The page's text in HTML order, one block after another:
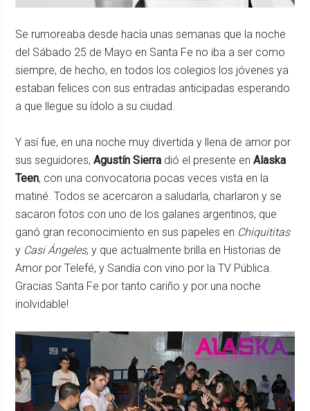
Se rumoreaba desde hacía unas semanas que la noche
del Sábado 25 de Mayo en Santa Fe no iba a ser como
siempre, de hecho, en todos los colegios los jóvenes ya
estaban felices con sus entradas anticipadas esperando
a que llegue su ídolo a su ciudad.
Y así fue, en una noche muy divertida y llena de amor por
sus seguidores,Agustín Sierra dió el presente enAlaska
Teen, con una convocatoria pocas veces vista en la
matiné. Todos se acercaron a saludarla, charlaron y se
sacaron fotos con uno de los galanes argentinos, que
ganó gran reconocimiento en sus papeles en Chiquititas
y Casi Ángeles, y que actualmente brilla en Historias de
Amor por Telefé, y Sandía con vino por la TV Pública.
Gracias Santa Fe por tanto cariño y por una noche
inolvidable!